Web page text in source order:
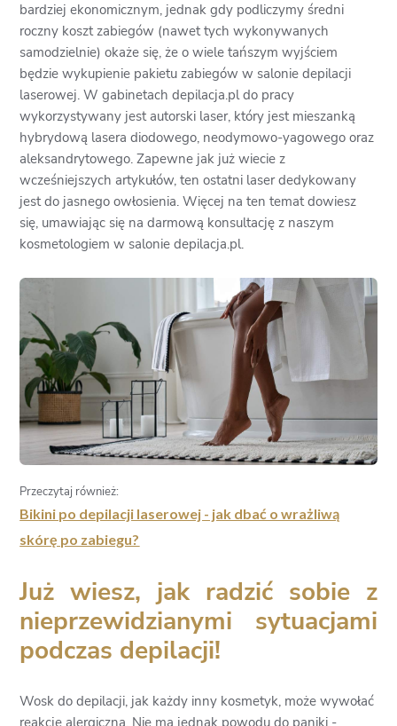
bardziej ekonomicznym, jednak gdy podliczymy średni
roczny koszt zabiegów (nawet tych wykonywanych
samodzielnie) okaże się, że o wiele tańszym wyjściem
będzie wykupienie pakietu zabiegów w salonie depilacji
laserowej. W gabinetach depilacja.pl do pracy
wykorzystywany jest autorski laser, który jest mieszanką
hybrydową lasera diodowego, neodymowo-yagowego oraz
aleksandrytowego. Zapewne jak już wiecie z
wcześniejszych artykułów, ten ostatni laser dedykowany
jest do jasnego owłosienia. Więcej na ten temat dowiesz
się, umawiając się na darmową konsultację z naszym
kosmetologiem w salonie depilacja.pl.
Przeczytaj również:
Bikini po depilacji laserowej - jak dbać o wrażliwą
skórę po zabiegu?
Już wiesz, jak radzić sobie z
nieprzewidzianymi sytuacjami
podczas depilacji!
Wosk do depilacji, jak każdy inny kosmetyk, może wywołać